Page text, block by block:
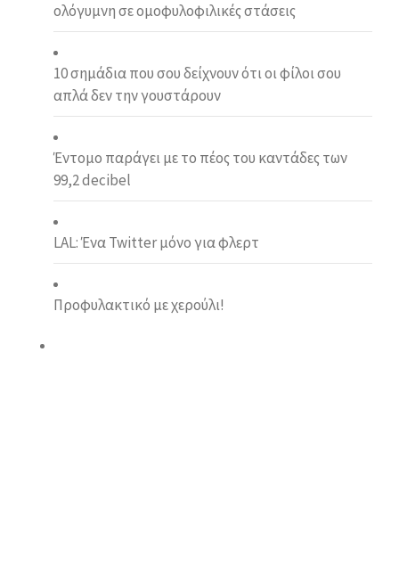
ολόγυμνη σε ομοφυλοφιλικές στάσεις
10 σημάδια που σου δείχνουν ότι οι φίλοι σου
απλά δεν την γουστάρουν
Έντομο παράγει με το πέος του καντάδες των
99,2 decibel
LAL: Ένα Twitter μόνο για φλερτ
Προφυλακτικό με χερούλι!